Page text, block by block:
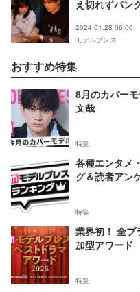
え切れずパン
2024.01.28 06:00
モデルプレス
おすすめ特集
8月のカバー
文哉
特集
各種エンタメ
グ＆読者アン
特集
業界初！ 全プ
加型アワード
特集